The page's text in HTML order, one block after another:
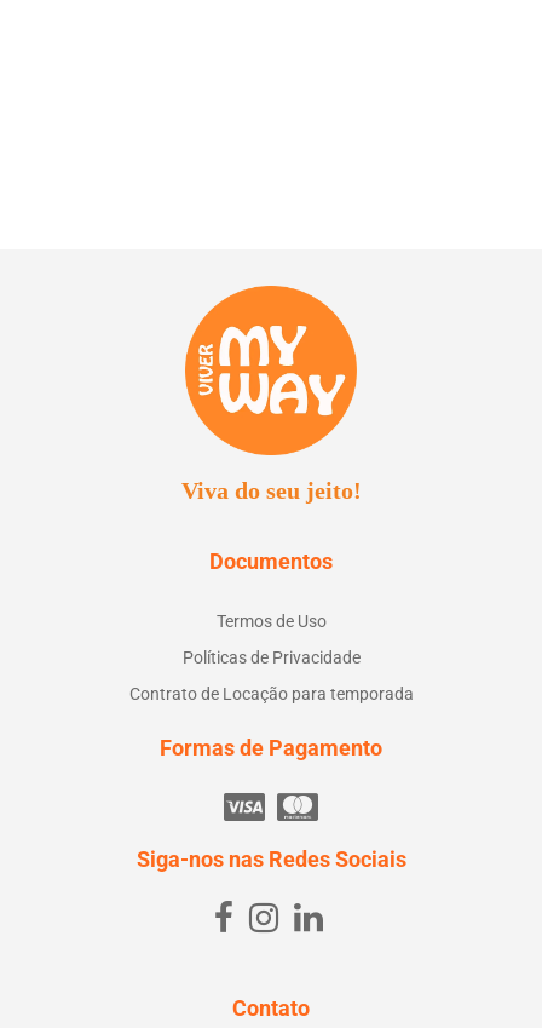
Viva do seu jeito!
Documentos
Termos de Uso
Políticas de Privacidade
Contrato de Locação para temporada
Formas de Pagamento
Siga-nos nas Redes Sociais
Contato